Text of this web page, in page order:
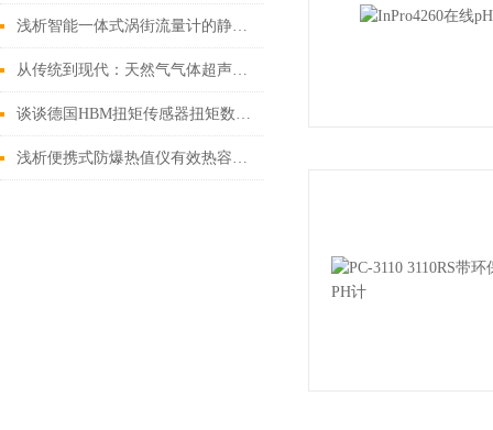
浅析智能一体式涡街流量计的静态、动态及模拟检测方法
从传统到现代：天然气气体超声波流量计的演变之路
谈谈德国HBM扭矩传感器扭矩数值波动较大的原因
浅析便携式防爆热值仪有效热容量与量热仪精准度的关系